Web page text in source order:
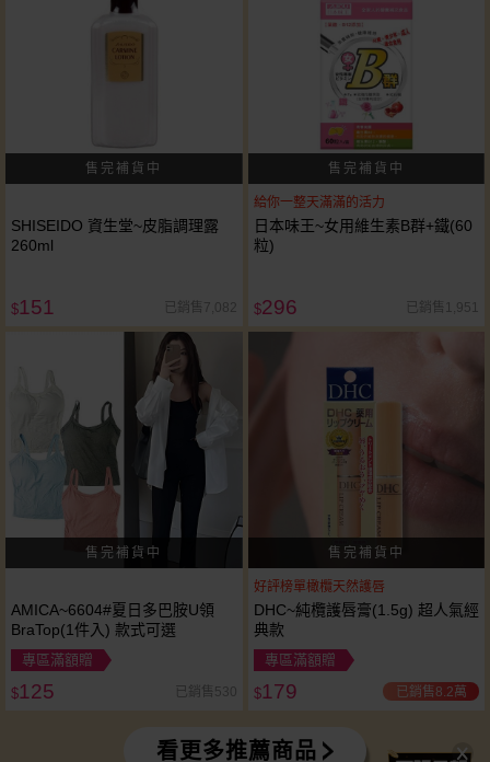
SHISEIDO 資生堂~皮脂調理露
260ml
$151 已銷售7,082
給你一整天滿滿的活力
日本味王~女用維生素B群+鐵(60
粒)
$296 已銷售1,951
AMICA~6604#夏日多巴胺U領
BraTop(1件入) 款式可選
專區滿額贈
$125 已銷售530
好評榜單橄欖天然護唇
DHC~純欖護唇膏(1.5g) 超人氣經
典款
專區滿額贈
$179 已銷售8.2萬
看更多推薦商品